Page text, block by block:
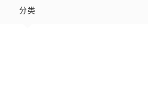
分类